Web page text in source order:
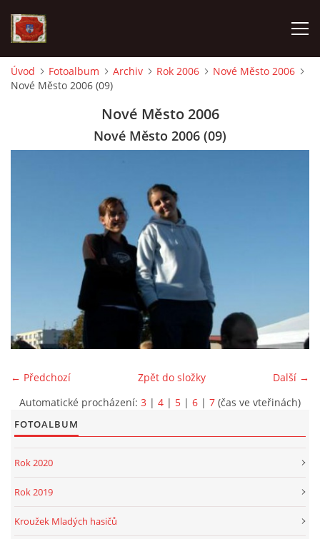
AKTUALITY
KROUŽEK MLADÝCH HASIČŮ
OHLÁŠENÍ PÁLENÍ
PROJEKT DOPRAVNÍ AUTOMOBIL
SH ČMS - Sbor dobrovolných hasičů Havlovice
Úvod Fotoalbum Archiv Rok 2006
Nové Město 2006
Nové Město 2006 (09)
Nové Město 2006
Nové Město 2006 (09)
← Předchozí Další →
Zpět do složky
Automatické procházení: 3 | 4 | 5 | 6 | 7 (čas ve vteřinách)
FOTOALBUM
Rok 2020
Rok 2019
Kroužek Mladých hasičů